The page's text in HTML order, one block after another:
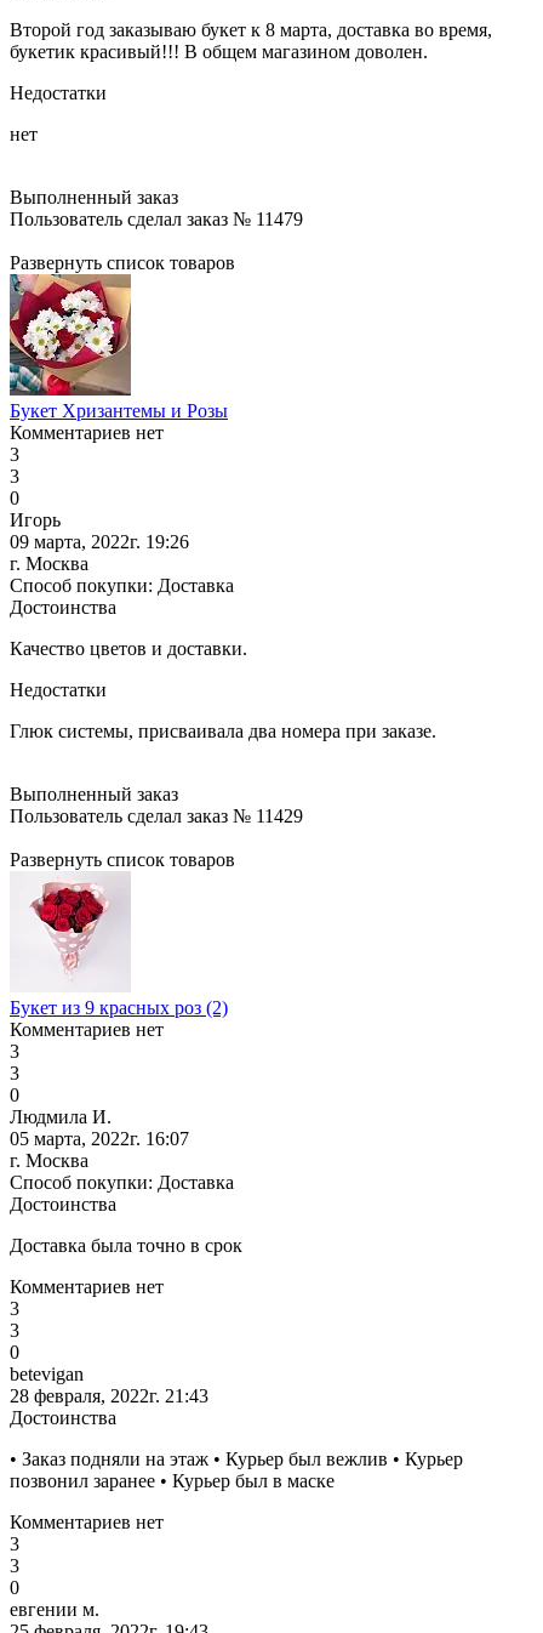
Второй год заказываю букет к 8 марта, доставка во время,
букетик красивый!!! В общем магазином доволен.
Недостатки
нет
Выполненный заказ
Пользователь сделал заказ № 11479
Развернуть список товаров
Букет Хризантемы и Розы
Комментариев нет
3
3
0
Игорь
09 марта, 2022г. 19:26
г. Москва
Способ покупки: Доставка
Достоинства
Качество цветов и доставки.
Недостатки
Глюк системы, присваивала два номера при заказе.
Выполненный заказ
Пользователь сделал заказ № 11429
Развернуть список товаров
Букет из 9 красных роз (2)
Комментариев нет
3
3
0
Людмила И.
05 марта, 2022г. 16:07
г. Москва
Способ покупки: Доставка
Достоинства
Доставка была точно в срок
Комментариев нет
3
3
0
betevigan
28 февраля, 2022г. 21:43
Достоинства
• Заказ подняли на этаж • Курьер был вежлив • Курьер
позвонил заранее • Курьер был в маске
Комментариев нет
3
3
0
евгении м.